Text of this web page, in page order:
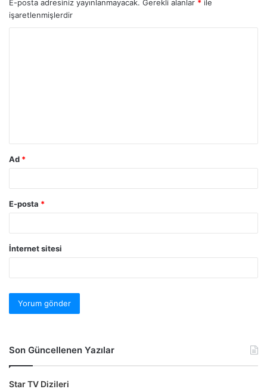
E-posta adresiniz yayınlanmayacak. Gerekli alanlar * ile
işaretlenmişlerdir
Ad *
E-posta *
İnternet sitesi
Son Güncellenen Yazılar
Star TV Dizileri